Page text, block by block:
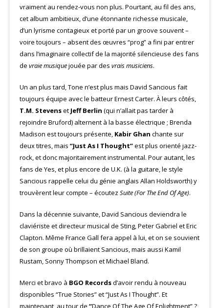
vraiment au rendez-vous non plus. Pourtant, au fil des ans,
cet album ambitieux, d’une étonnante richesse musicale,
d’un lyrisme contagieux et porté par un groove souvent –
voire toujours – absent des œuvres “prog” a fini par entrer
dans l’imaginaire collectif de la majorité silencieuse des fans
de vraie musiquejouée par des vrais musiciens.
Un an plus tard, Tone n’est plus mais David Sancious fait
toujours équipe avec le batteur Ernest Carter. À leurs côtés,
T.M. Stevenset Jeff Berlin (qui n’allait pas tarder à
rejoindre Bruford) alternent à la basse électrique ; Brenda
Madison est toujours présente, Kabir Ghan chante sur
deux titres, mais “Just As I Thought”est plus orienté jazz-
rock, et donc majoritairement instrumental. Pour autant, les
fans de Yes, et plus encore de U.K. (à la guitare, le style
Sancious rappelle celui du génie anglais Allan Holdsworth) y
trouvèrent leur compte – écoutez Suite (For The End Of Age).
Dans la décennie suivante, David Sancious deviendra le
claviériste et directeur musical de Sting, Peter Gabriel et Eric
Clapton. Même France Gall fera appel à lui, et on se souvient
de son groupe où brillaient Sancious, mais aussi Kamil
Rustam, Sonny Thompson et Michael Bland.
Merci et bravo à BGO Recordsd’avoir rendu à nouveau
disponibles “True Stories” et “Just As I Thought”. Et
maintenant, au tour de “Dance Of The Age Of Enlightment” ?